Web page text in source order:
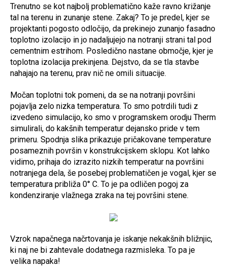
Trenutno se kot najbolj problematično kaže ravno križanje
tal na terenu in zunanje stene. Zakaj? To je predel, kjer se
projektanti pogosto odločijo, da prekinejo zunanjo fasadno
toplotno izolacijo in jo nadaljujejo na notranji strani tal pod
cementnim estrihom. Posledično nastane območje, kjer je
toplotna izolacija prekinjena. Dejstvo, da se tla stavbe
nahajajo na terenu, prav nič ne omili situacije.
Močan toplotni tok pomeni, da se na notranji površini
pojavlja zelo nizka temperatura. To smo potrdili tudi z
izvedeno simulacijo, ko smo v programskem orodju Therm
simulirali, do kakšnih temperatur dejansko pride v tem
primeru. Spodnja slika prikazuje pričakovane temperature
posameznih površin v konstrukcijskem sklopu. Kot lahko
vidimo, prihaja do izrazito nizkih temperatur na površini
notranjega dela, še posebej problematičen je vogal, kjer se
temperatura približa 0° C. To je pa odličen pogoj za
kondenziranje vlažnega zraka na tej površini stene.
Vzrok napačnega načrtovanja je iskanje nekakšnih bližnjic,
ki naj ne bi zahtevale dodatnega razmisleka. To pa je
velika napaka!